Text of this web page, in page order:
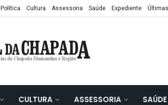
Política Cultura Assessoria Saúde Expediente Últimas
CULTURA ASSESSORIA SAÚDE